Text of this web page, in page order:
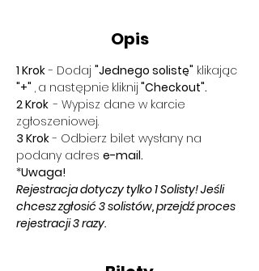
Opis
1 Krok - Dodaj "Jednego solistę" klikając
"+" , a następnie kliknij "Checkout".
2 Krok - Wypisz dane w karcie
zgłoszeniowej.
3 Krok - Odbierz bilet wysłany na
podany adres e-mail.
*Uwaga!
Rejestracja dotyczy tylko 1 Solisty! Jeśli
chcesz zgłosić 3 solistów, przejdź proces
rejestracji 3 razy.